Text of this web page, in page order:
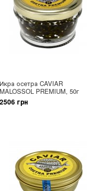
Икра осетра CAVIAR
MALOSSOL PREMIUM, 50г
2506 грн